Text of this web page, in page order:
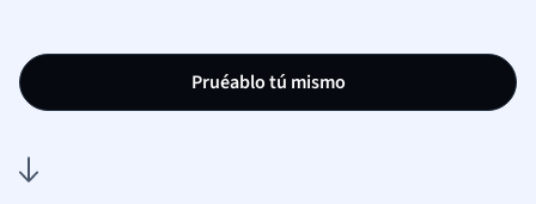
Pruéablo tú mismo